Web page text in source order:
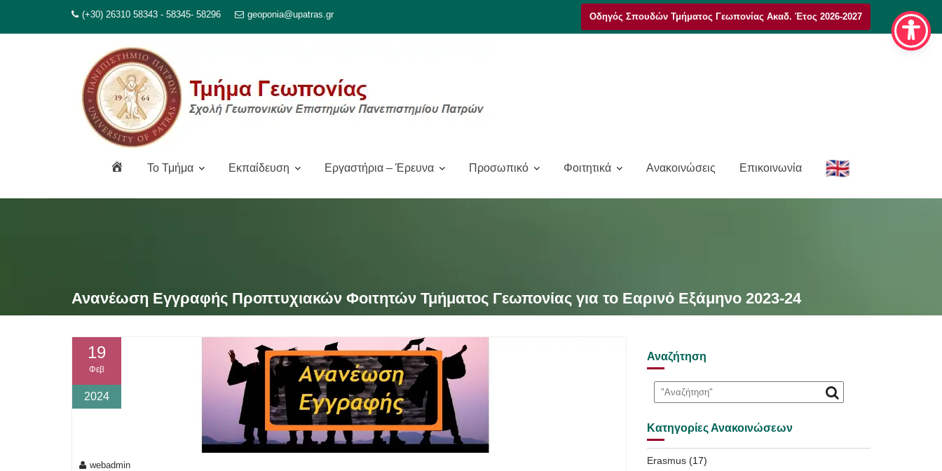
(+30) 26310 58343 - 58345- 58296 geoponia@upatras.gr Οδηγός Σπουδών Τμήματος Γεωπονίας Ακαδ. Έτος 2026-2027
To Τμήμα Εκπαίδευση Εργαστήρια – Έρευνα Προσωπικό Φοιτητικά Ανακοινώσεις Επικοινωνία
E
n
Ανανέωση Εγγραφής Προπτυχιακών Φοιτητών Τμήματος Γεωπονίας για το Εαρινό Εξάμηνο 2023-24
19
Φεβ
2024
webadmin
Αναζήτηση
Κατηγορίες Ανακοινώσεων
Erasmus(17)